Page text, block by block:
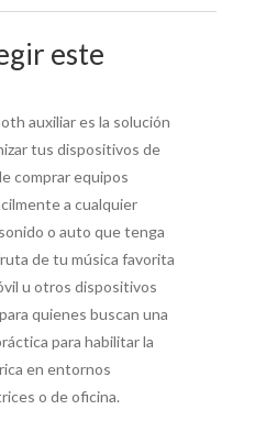
este
auxiliar es la solución
tus dispositivos de
comprar equipos
a cualquier
o auto que tenga
de tu música favorita
u otros dispositivos
quienes buscan una
para habilitar la
en entornos
o de oficina.